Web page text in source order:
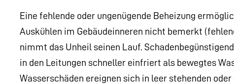
Eine fehlende oder ungenügende Beheizung
Auskühlen im Gebäudeinneren nicht bemerkt
nimmt das Unheil seinen Lauf.
in den Leitungen schneller einfriert als bewegtes
Wasserschäden ereignen sich in leer stehenden